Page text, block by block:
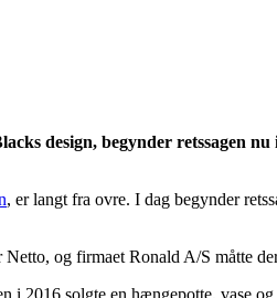
design, begynder retssagen
, er langt fra ovre. I dag begynder
og firmaet Ronald A/S måtte
i 2016 solgte en hængepotte, vase